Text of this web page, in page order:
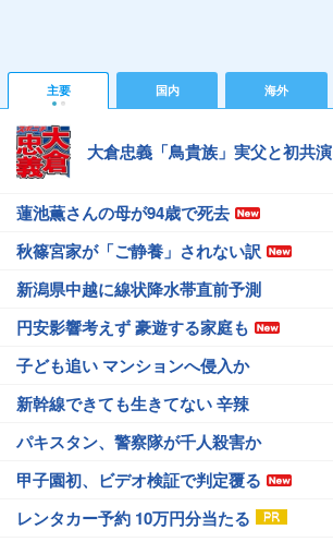
主要 国内 海外
大倉忠義「鳥貴族」実父と初共演
蓮池薫さんの母が94歳で死去
秋篠宮家が「ご静養」されない訳
新潟県中越に線状降水帯直前予測
円安影響考えず 豪遊する家庭も
子ども追い マンションへ侵入か
新幹線できても生きてない 辛辣
パキスタン、警察隊が千人殺害か
甲子園初、ビデオ検証で判定覆る
レンタカー予約 10万円分当たる